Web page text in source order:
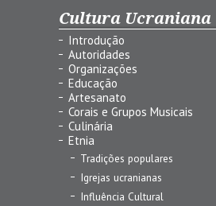
Cultura Ucraniana
Introdução
Autoridades
Organizações
Educação
Artesanato
Corais e Grupos Musicais
Culinária
Etnia
Tradições populares
Igrejas ucranianas
Influência Cultural